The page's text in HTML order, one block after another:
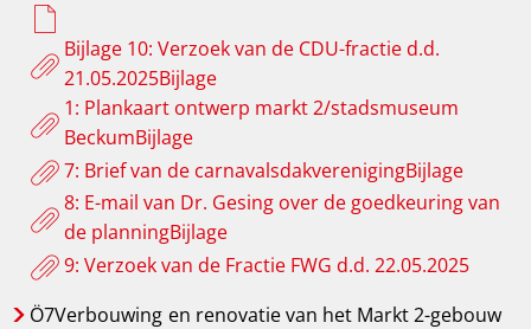
Bijlage 10: Verzoek van de CDU-fractie d.d.
21.05.2025Bijlage
1: Plankaart ontwerp markt 2/stadsmuseum
BeckumBijlage
7: Brief van de carnavalsdakverenigingBijlage
8: E-mail van Dr. Gesing over de goedkeuring van
de planningBijlage
9: Verzoek van de Fractie FWG d.d. 22.05.2025
Ö7Verbouwing en renovatie van het Markt 2-gebouw